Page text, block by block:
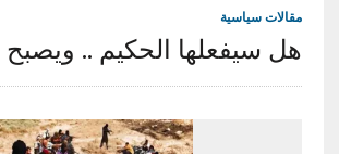
مقالات سياسية
هل سيفعلها الحكيم ..